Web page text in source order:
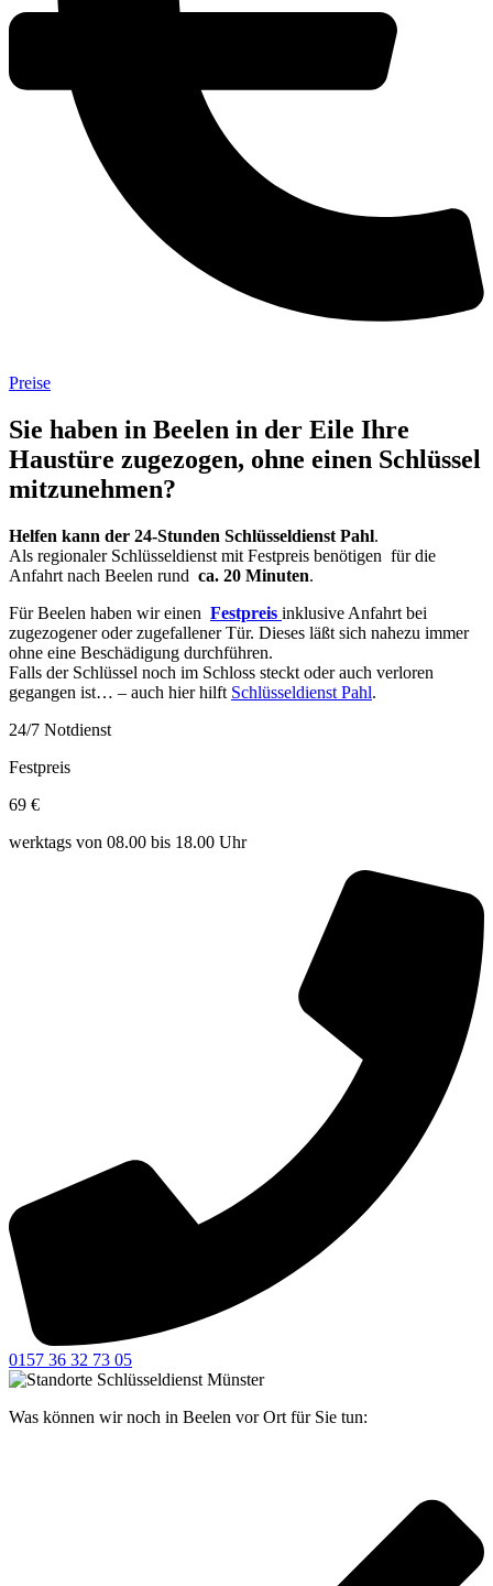
Preise
Sie haben in Beelen in der Eile Ihre
Haustüre zugezogen, ohne einen Schlüssel
mitzunehmen?
Helfen kann der 24-Stunden Schlüsseldienst Pahl.
Als regionaler Schlüsseldienst mit Festpreis benötigen für die
Anfahrt nach Beelen rund ca. 20 Minuten.
Für Beelen haben wir einen Festpreis inklusive Anfahrt bei
zugezogener oder zugefallener Tür. Dieses läßt sich nahezu immer
ohne eine Beschädigung durchführen.
Falls der Schlüssel noch im Schloss steckt oder auch verloren
gegangen ist… – auch hier hilft Schlüsseldienst Pahl.
24/7 Notdienst
Festpreis
69 €
werktags von 08.00 bis 18.00 Uhr
0157 36 32 73 05
Was können wir noch in Beelen vor Ort für Sie tun: